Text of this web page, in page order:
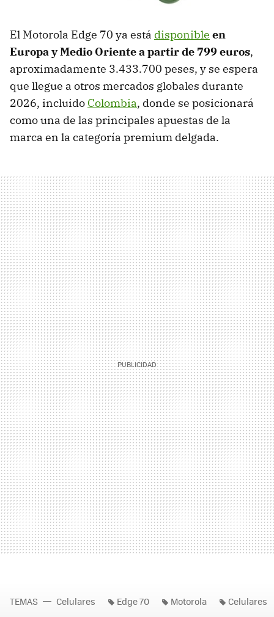
El Motorola Edge 70 ya está disponible en
Europa y Medio Orientea partir de 799 euros,
aproximadamente 3.433.700 peses, y se espera
que llegue a otros mercados globales durante
2026, incluido Colombia, donde se posicionará
como una de las principales apuestas de la
marca en la categoría premium delgada.
TEMAS Celulares Edge 70 Motorola Celulares